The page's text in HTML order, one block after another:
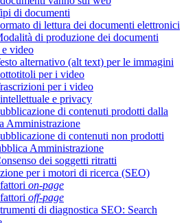
di documenti
di lettura dei documenti elettronici
di produzione dei documenti
video
alternativo (alt text) per le immagini
per i video
per i video
e privacy
di contenuti prodotti dalla
Amministrazione
di contenuti non prodotti
Amministrazione
dei soggetti ritratti
per i motori di ricerca (SEO)
on-page
off-page
di diagnostica SEO: Search